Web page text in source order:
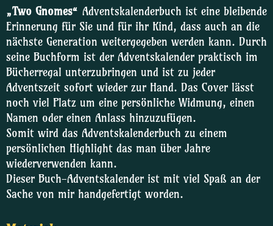
„Two Gnomes“ Adventskalenderbuch ist eine bleibende
Erinnerung für Sie und für ihr Kind, dass auch an die
nächste Generation weitergegeben werden kann. Durch
seine Buchform ist der Adventskalender praktisch im
Bücherregal unterzubringen und ist zu jeder
Adventszeit sofort wieder zur Hand. Das Cover lässt
noch viel Platz um eine persönliche Widmung, einen
Namen oder einen Anlass hinzuzufügen.
Somit wird das Adventskalenderbuch zu einem
persönlichen Highlight das man über Jahre
wiederverwenden kann.
Dieser Buch-Adventskalender ist mit viel Spaß an der
Sache von mir handgefertigt worden.